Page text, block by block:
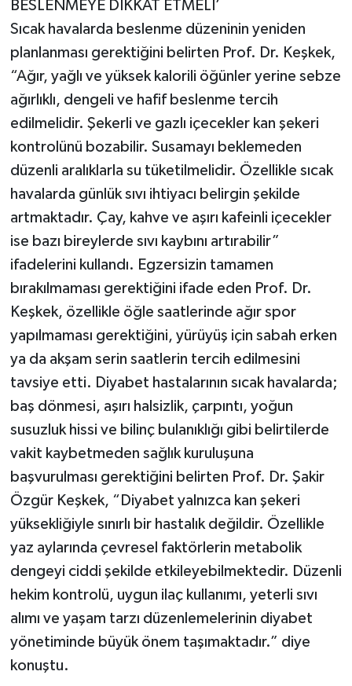
BESLENMEYE DİKKAT ETMELİ’
Sıcak havalarda beslenme düzeninin yeniden
planlanması gerektiğini belirten Prof. Dr. Keşkek,
“Ağır, yağlı ve yüksek kalorili öğünler yerine sebze
ağırlıklı, dengeli ve hafif beslenme tercih
edilmelidir. Şekerli ve gazlı içecekler kan şekeri
kontrolünü bozabilir. Susamayı beklemeden
düzenli aralıklarla su tüketilmelidir. Özellikle sıcak
havalarda günlük sıvı ihtiyacı belirgin şekilde
artmaktadır. Çay, kahve ve aşırı kafeinli içecekler
ise bazı bireylerde sıvı kaybını artırabilir”
ifadelerini kullandı. Egzersizin tamamen
bırakılmaması gerektiğini ifade eden Prof. Dr.
Keşkek, özellikle öğle saatlerinde ağır spor
yapılmaması gerektiğini, yürüyüş için sabah erken
ya da akşam serin saatlerin tercih edilmesini
tavsiye etti. Diyabet hastalarının sıcak havalarda;
baş dönmesi, aşırı halsizlik, çarpıntı, yoğun
susuzluk hissi ve bilinç bulanıklığı gibi belirtilerde
vakit kaybetmeden sağlık kuruluşuna
başvurulması gerektiğini belirten Prof. Dr. Şakir
Özgür Keşkek, “Diyabet yalnızca kan şekeri
yüksekliğiyle sınırlı bir hastalık değildir. Özellikle
yaz aylarında çevresel faktörlerin metabolik
dengeyi ciddi şekilde etkileyebilmektedir. Düzenli
hekim kontrolü, uygun ilaç kullanımı, yeterli sıvı
alımı ve yaşam tarzı düzenlemelerinin diyabet
yönetiminde büyük önem taşımaktadır.” diye
konuştu.